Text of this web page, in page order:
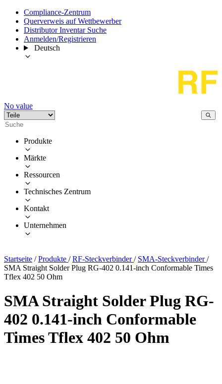
Compliance-Zentrum
Querverweis auf Wettbewerber
Distributor Inventar Suche
Anmelden/Registrieren
Deutsch
No value
Produkte
Märkte
Ressourcen
Technisches Zentrum
Kontakt
Unternehmen
Startseite / Produkte / RF-Steckverbinder/ SMA-Steckverbinder/
SMA Straight Solder Plug RG-402 0.141-inch Conformable Times
Tflex 402 50 Ohm
SMA Straight Solder Plug RG-
402 0.141-inch Conformable
Times Tflex 402 50 Ohm